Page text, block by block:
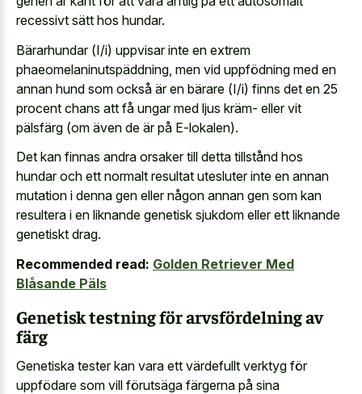
recessivt sätt hos hundar.
Bärarhundar (I/i) uppvisar inte en extrem
phaeomelaninutspäddning, men vid uppfödning med en
annan hund som också är en bärare (I/i) finns det en 25
procent chans att få ungar med ljus kräm- eller vit
pälsfärg (om även de är på E-lokalen).
Det kan finnas andra orsaker till detta tillstånd hos
hundar och ett normalt resultat utesluter inte en annan
mutation i denna gen eller någon annan gen som kan
resultera i en liknande genetisk sjukdom eller ett liknande
genetiskt drag.
Recommended read: Golden Retriever Med
Blåsande Päls
Genetisk testning för arvsfördelning av
färg
Genetiska tester kan vara ett värdefullt verktyg för
uppfödare som vill förutsäga färgerna på sina